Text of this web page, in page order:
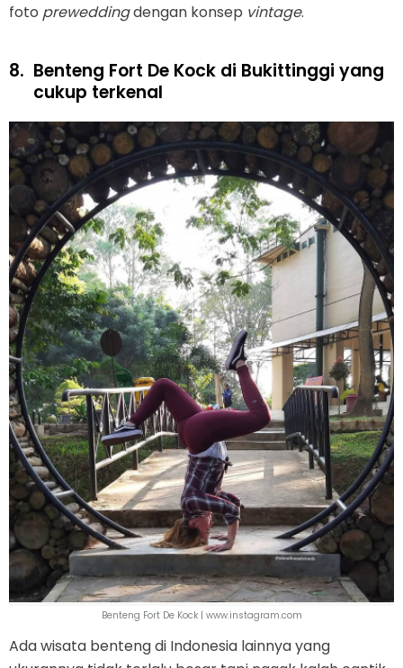
foto preweddingdengan konsep vintage.
8. Benteng Fort De Kock di Bukittinggi yang
cukup terkenal
Benteng Fort De Kock | www.instagram.com
Ada wisata benteng di Indonesia lainnya yang